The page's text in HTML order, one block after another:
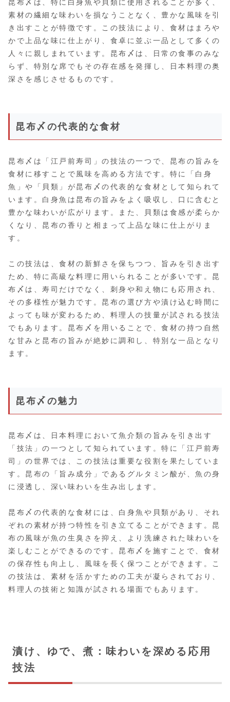
昆布〆は、特に白身魚や貝類に使用されることが多く、
素材の繊細な味わいを損なうことなく、豊かな風味を引
き出すことが特徴です。この技法により、食材はまろや
かで上品な味に仕上がり、食卓に並ぶ一品として多くの
人々に親しまれています。昆布〆は、日常の食事のみな
らず、特別な席でもその存在感を発揮し、日本料理の奥
深さを感じさせるものです。
昆布〆の代表的な食材
昆布〆は「江戸前寿司」の技法の一つで、昆布の旨みを
食材に移すことで風味を高める方法です。特に「白身
魚」や「貝類」が昆布〆の代表的な食材として知られて
います。白身魚は昆布の旨みをよく吸収し、口に含むと
豊かな味わいが広がります。また、貝類は食感が柔らか
くなり、昆布の香りと相まって上品な味に仕上がりま
す。
この技法は、食材の新鮮さを保ちつつ、旨みを引き出す
ため、特に高級な料理に用いられることが多いです。昆
布〆は、寿司だけでなく、刺身や和え物にも応用され、
その多様性が魅力です。昆布の選び方や漬け込む時間に
よっても味が変わるため、料理人の技量が試される技法
でもあります。昆布〆を用いることで、食材の持つ自然
な甘みと昆布の旨みが絶妙に調和し、特別な一品となり
ます。
昆布〆の魅力
昆布〆は、日本料理において魚介類の旨みを引き出す
「技法」の一つとして知られています。特に「江戸前寿
司」の世界では、この技法は重要な役割を果たしていま
す。昆布の「旨み成分」であるグルタミン酸が、魚の身
に浸透し、深い味わいを生み出します。
昆布〆の代表的な食材には、白身魚や貝類があり、それ
ぞれの素材が持つ特性を引き立てることができます。昆
布の風味が魚の生臭さを抑え、より洗練された味わいを
楽しむことができるのです。昆布〆を施すことで、食材
の保存性も向上し、風味を長く保つことができます。こ
の技法は、素材を活かすための工夫が凝らされており、
料理人の技術と知識が試される場面でもあります。
漬け、ゆで、煮：味わいを深める応用
技法